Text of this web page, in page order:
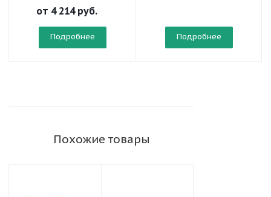
наклон столешницы 0-
10° на прямоугольной
трубе
от 4 214 руб.
Подробнее Подробнее
Похожие товары